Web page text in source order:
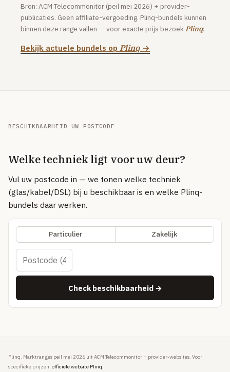
TOP PROVIDERS
KPN
Vodafone
51 providers · publiek vergeleken
Over
Bron: ACM Telecommonitor (peil mei 2026) + provider-
publicaties. Geen affiliate-vergoeding. Plinq-bundels kunnen
binnen deze range vallen — voor exacte prijs bezoekPlinq:
Bekijk actuele bundels op Plinq →
BESCHIKBAARHEID UW POSTCODE
Welke techniek ligt voor uw deur?
Vul uw postcode in — we tonen welke techniek
(glas/kabel/DSL) bij u beschikbaar is en welke Plinq-
bundels daar werken.
Particulier Zakelijk
Check beschikbaarheid →
Plinq. Marktranges peil mei 2026 uit ACM Telecommonitor + provider-websites. Voor
specifieke prijzen: officiële website Plinq.